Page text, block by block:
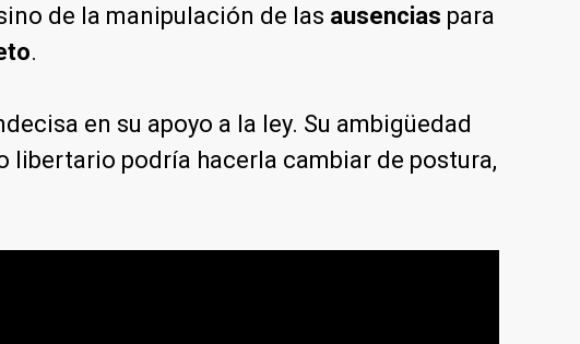
de la manipulación de las ausencias para
.
en su apoyo a la ley. Su ambigüedad
podría hacerla cambiar de postura,